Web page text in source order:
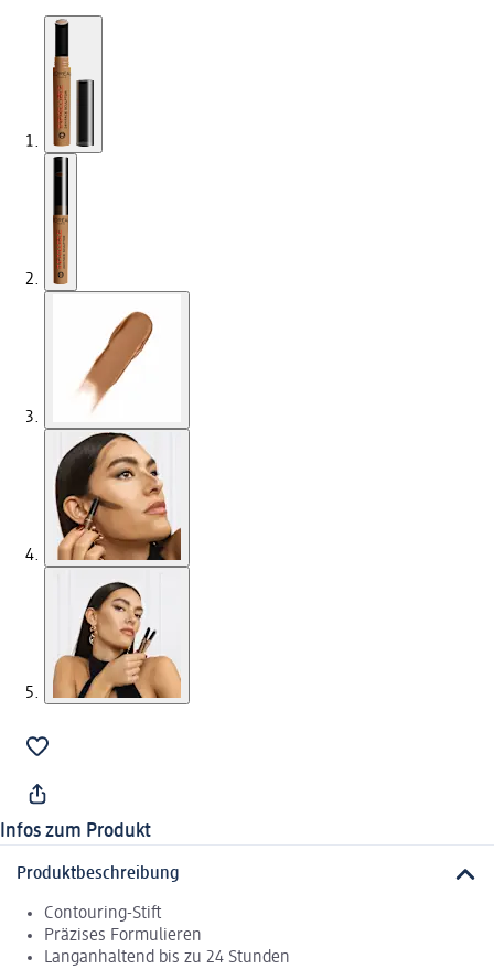
Infos zum Produkt
Produktbeschreibung
Contouring-Stift
Präzises Formulieren
Langanhaltend bis zu 24 Stunden